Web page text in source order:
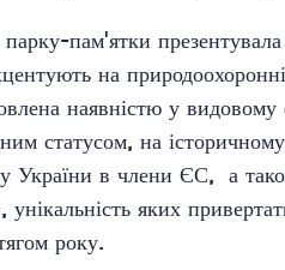
пам'ятки
на
наявністю у видовому
статусом, на історичному
України в члени ЄС, а
унікальність яких
року.